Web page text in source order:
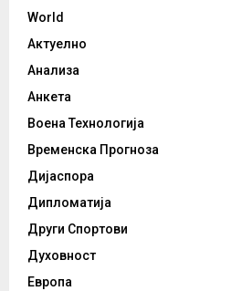
World
Актуелно
Анализа
Анкета
Воена Технологија
Временска Прогноза
Дијаспора
Дипломатија
Други Спортови
Духовност
Европа